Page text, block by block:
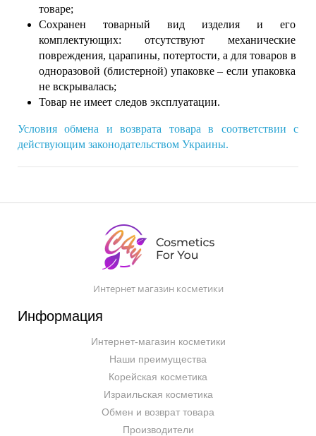
товаре;
Сохранен товарный вид изделия и его
комплектующих: отсутствуют механические
повреждения, царапины, потертости, а для товаров в
одноразовой (блистерной) упаковке – если упаковка
не вскрывалась;
Товар не имеет следов эксплуатации.
Условия обмена и возврата товара в соответствии с
действующим законодательством Украины.
Интернет магазин косметики
Информация
Интернет-магазин косметики
Наши преимущества
Корейская косметика
Израильская косметика
Обмен и возврат товара
Производители